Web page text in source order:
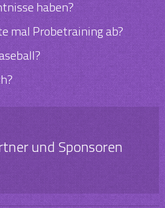
haben?
mal Probetraining ab?
und Sponsoren